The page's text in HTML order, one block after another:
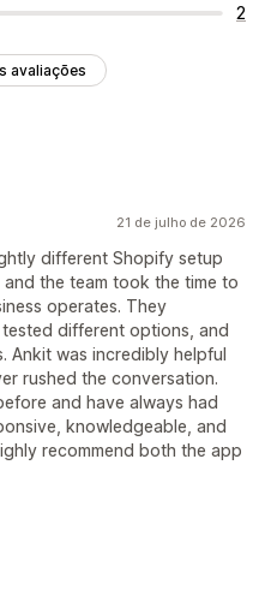
2
avaliações
21 de julho de 2026
different Shopify setup
the team took the time to
operates. They
different options, and
was incredibly helpful
rushed the conversation.
and have always had
knowledgeable, and
recommend both the app